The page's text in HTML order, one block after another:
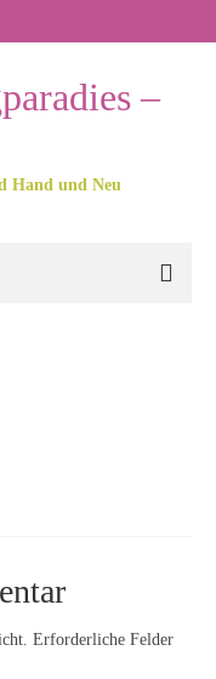
Hand und Neu
Erforderliche Felder